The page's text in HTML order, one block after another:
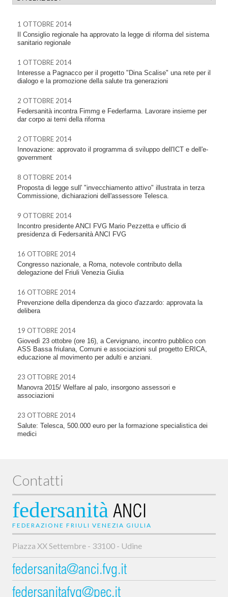
1 OTTOBRE 2014
Il Consiglio regionale ha approvato la legge di riforma del sistema
sanitario regionale
1 OTTOBRE 2014
Interesse a Pagnacco per il progetto "Dina Scalise" una rete per il
dialogo e la promozione della salute tra generazioni
2 OTTOBRE 2014
Federsanità incontra Fimmg e Federfarma. Lavorare insieme per
dar corpo ai temi della riforma
2 OTTOBRE 2014
Innovazione: approvato il programma di sviluppo dell'ICT e dell'e-
government
8 OTTOBRE 2014
Proposta di legge sull' "invecchiamento attivo" illustrata in terza
Commissione, dichiarazioni dell'assessore Telesca.
9 OTTOBRE 2014
Incontro presidente ANCI FVG Mario Pezzetta e ufficio di
presidenza di Federsanità ANCI FVG
16 OTTOBRE 2014
Congresso nazionale, a Roma, notevole contributo della
delegazione del Friuli Venezia Giulia
16 OTTOBRE 2014
Prevenzione della dipendenza da gioco d'azzardo: approvata la
delibera
19 OTTOBRE 2014
Giovedì 23 ottobre (ore 16), a Cervignano, incontro pubblico con
ASS Bassa friulana, Comuni e associazioni sul progetto ERICA,
educazione al movimento per adulti e anziani.
23 OTTOBRE 2014
Manovra 2015/ Welfare al palo, insorgono assessori e
associazioni
23 OTTOBRE 2014
Salute: Telesca, 500.000 euro per la formazione specialistica dei
medici
Contatti
federsanità ANCI
FEDERAZIONE FRIULI VENEZIA GIULIA
Piazza XX Settembre - 33100 - Udine
federsanita@anci.fvg.it
federsanitafvg@pec.it